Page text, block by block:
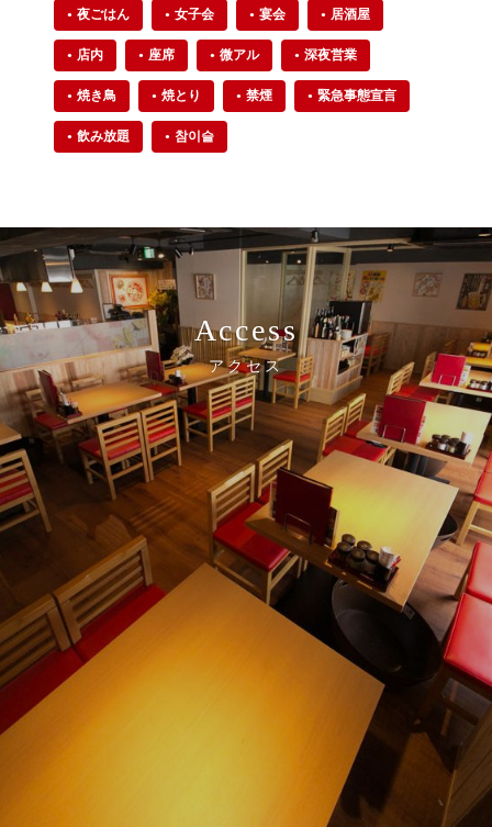
夜ごはん 女子会 宴会 居酒屋
店内 座席 微アル 深夜営業
焼き鳥 焼とり 禁煙 緊急事態宣言
飲み放題 참이슬
Access
アクセス